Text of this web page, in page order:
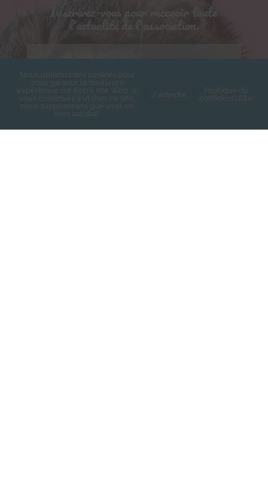
Inscrivez-vous pour recevoir toute
l'actualité de l'association.
Prénom
Nous utilisons des cookies pour
vous garantir la meilleure
expérience sur notre site Web. Si
vous continuez à utiliser ce site,
nous supposerons que vous en
êtes satisfait.
J'accepte
Politique de
confidentialité